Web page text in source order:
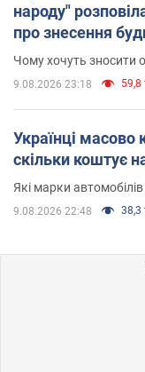
народу"
про знесення
Чому хочуть зносити
9.08.2026 23:18 59,8
Українці масово
скільки коштує
Які марки
9.08.2026 22:48 38,3